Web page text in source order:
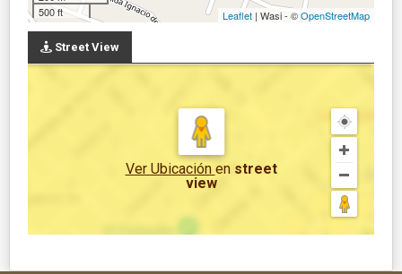
500 ft
Leaflet | Wasi - ©OpenStreetMap
Street View
Ver Ubicación en street
view